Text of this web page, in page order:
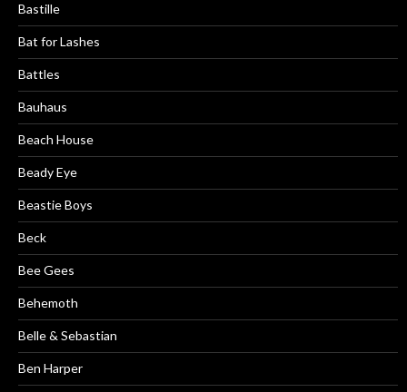
Bastille
Bat for Lashes
Battles
Bauhaus
Beach House
Beady Eye
Beastie Boys
Beck
Bee Gees
Behemoth
Belle & Sebastian
Ben Harper